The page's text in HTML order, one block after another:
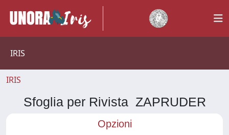
IRIS
IRIS
Sfoglia per Rivista ZAPRUDER
Opzioni